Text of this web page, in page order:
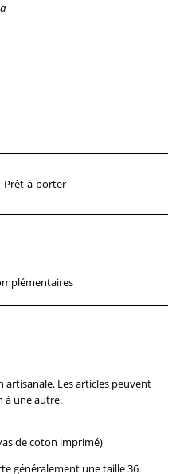
Prêt-à-porter
artisanale. Les articles peuvent
à une autre.
de coton imprimé)
généralement une taille 36